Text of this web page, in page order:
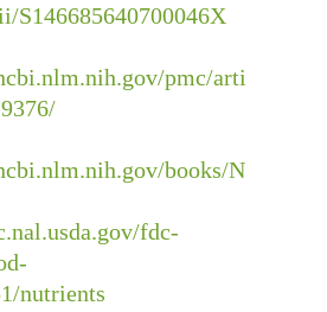
S146685640700046X
pmc/arti
books/N
fdc-
nutrients